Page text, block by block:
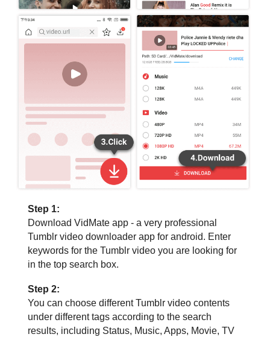
Step 1:
Download VidMate app - a very professional
Tumblr video downloader app for android. Enter
keywords for the Tumblr video you are looking for
in the top search box.
Step 2:
You can choose different Tumblr video contents
under different tags according to the search
results, including Status, Music, Apps, Movie, TV